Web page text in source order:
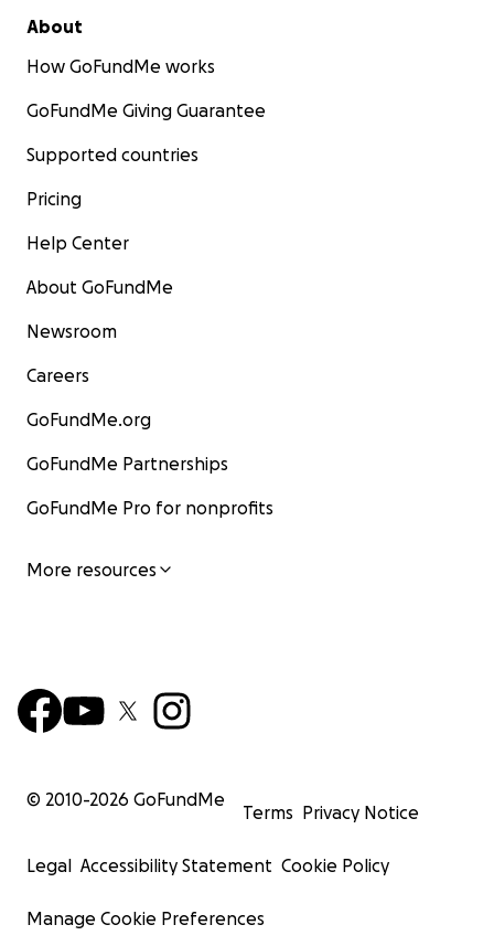
About
How GoFundMe works
GoFundMe Giving Guarantee
Supported countries
Pricing
Help Center
About GoFundMe
Newsroom
Careers
GoFundMe.org
GoFundMe Partnerships
GoFundMe Pro for nonprofits
More resources
© 2010-2026 GoFundMe
Terms Privacy Notice
Legal Accessibility Statement Cookie Policy
Manage Cookie Preferences